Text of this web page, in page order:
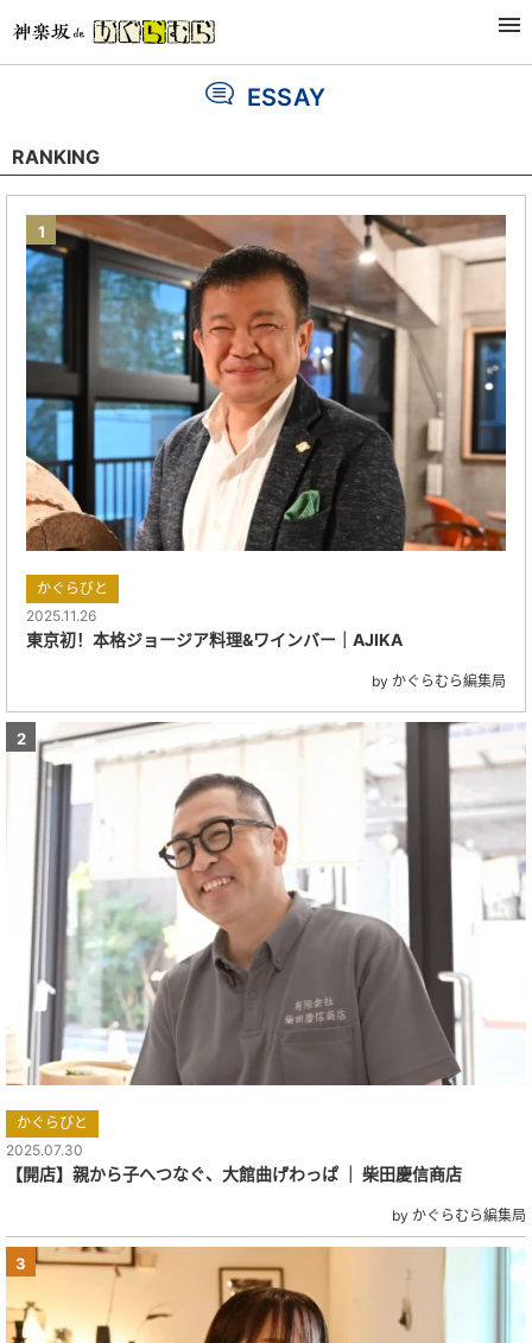
最新 类型
ESSAY
RANKING
1
かぐらびと
2025.11.26
東京初！本格ジョージア料理&ワインバー｜AJIKA
by かぐらむら編集局
2
かぐらびと
2025.07.30
【開店】親から子へつなぐ、大館曲げわっぱ ｜ 柴田慶信商店
by かぐらむら編集局
3